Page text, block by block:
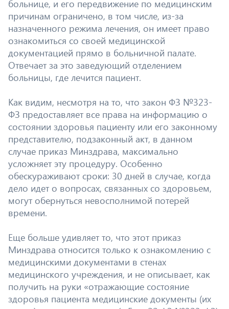
больнице, и его передвижение по медицинским
причинам ограничено, в том числе, из-за
назначенного режима лечения, он имеет право
ознакомиться со своей медицинской
документацией прямо в больничной палате.
Отвечает за это заведующий отделением
больницы, где лечится пациент.
Как видим, несмотря на то, что закон ФЗ №323-
ФЗ предоставляет все права на информацию о
состоянии здоровья пациенту или его законному
представителю, подзаконный акт, в данном
случае приказ Минздрава, максимально
усложняет эту процедуру. Особенно
обескураживают сроки: 30 дней в случае, когда
дело идет о вопросах, связанных со здоровьем,
могут обернуться невосполнимой потерей
времени.
Еще больше удивляет то, что этот приказ
Минздрава относится только к ознакомлению с
медицинскими документами в стенах
медицинского учреждения, и не описывает, как
получить на руки «отражающие состояние
здоровья пациента медицинские документы (их